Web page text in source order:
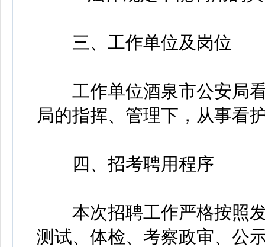
三、工作单位及岗位
工作单位酒泉市公安局看
局的指挥、管理下，从事看
四、招考聘用程序
本次招聘工作严格按照发
测试、体检、考察政审、公